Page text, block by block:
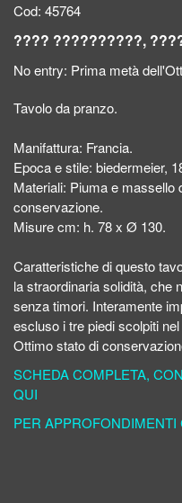
Cod: 45764
???? ??????????,
No entry: Prima metà
Tavolo da pranzo.
Manifattura: Francia.
Epoca e stile: biedermeier,
Materiali: Piuma e massello
conservazione.
Misure cm: h. 78 x Ø 130.
Caratteristiche di questo
la straordinaria solidità, che
senza timori. Interamente
escluso i tre piedi scolpiti
Ottimo stato di
SCHEDA COMPLETA,
QUI
PER APPROFONDIMENTI